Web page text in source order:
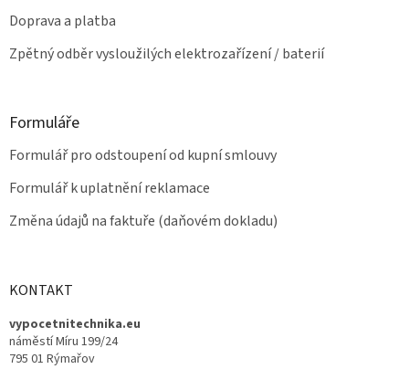
Doprava a platba
Zpětný odběr vysloužilých elektrozařízení / baterií
Formuláře
Formulář pro odstoupení od kupní smlouvy
Formulář k uplatnění reklamace
Změna údajů na faktuře (daňovém dokladu)
KONTAKT
vypocetnitechnika.eu
náměstí Míru 199/24
795 01 Rýmařov